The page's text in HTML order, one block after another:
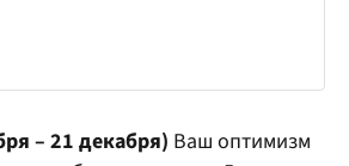
– 21 декабря) Ваш оптимизм